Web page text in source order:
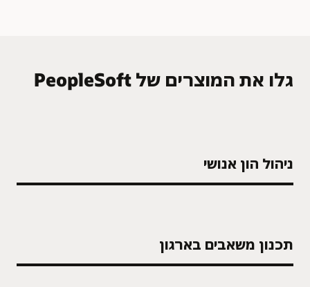
גלו את המוצרים של PeopleSoft
ניהול הון אנושי
תכנון משאבים בארגון